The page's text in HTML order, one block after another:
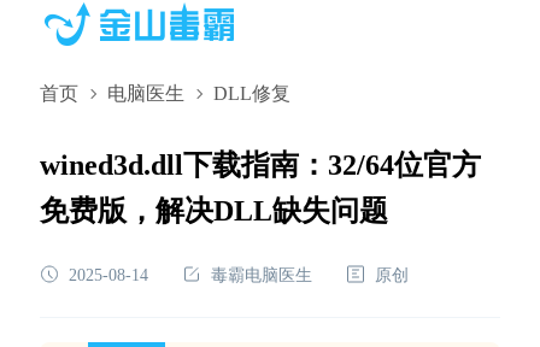
首页 电脑医生 DLL修复
wined3d.dll下载指南：32/64位官方
免费版，解决DLL缺失问题
2025-08-14 毒霸电脑医生 原创